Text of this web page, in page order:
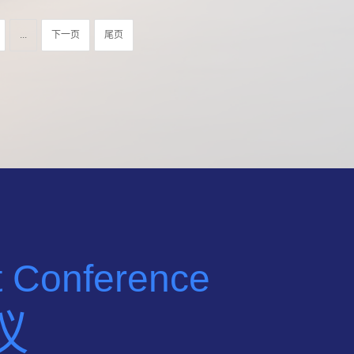
... 下一页 尾页
Conference